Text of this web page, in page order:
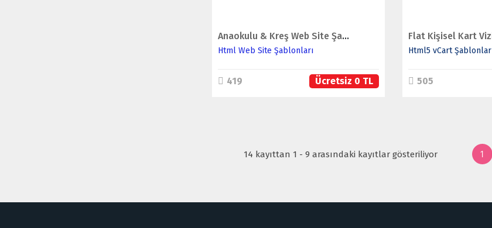
Anaokulu & Kreş Web Site Şablonu
Html Web Site Şablonları
419 Ücretsiz 0 TL
Html5 vCart Şablonlar
505
14 kayıttan 1 - 9 arasındaki kayıtlar gösteriliyor 1